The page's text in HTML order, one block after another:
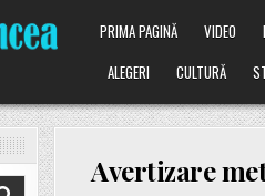
PRIMA PAGINĂ VIDEO
ALEGERI
CULTURĂ
Avertizare